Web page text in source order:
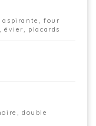
aspirante, four
placards
double